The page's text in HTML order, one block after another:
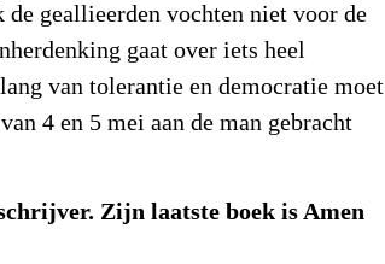
geallieerden vochten niet voor de
gaat over iets heel
van tolerantie en democratie moet
4 en 5 mei aan de man gebracht
Zijn laatste boek is Amen